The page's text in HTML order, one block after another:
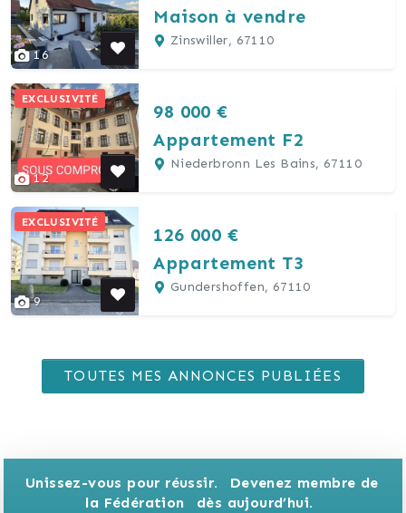
16
Maison à vendre
Zinswiller, 67110
12
EXCLUSIVITÉ
98 000 €
Appartement F2
Niederbronn Les Bains, 67110
9
EXCLUSIVITÉ
126 000 €
Appartement T3
Gundershoffen, 67110
TOUTES MES ANNONCES PUBLIÉES
Unissez-vous pour réussir.
Devenez membre de
la Fédération
dès aujourd’hui.